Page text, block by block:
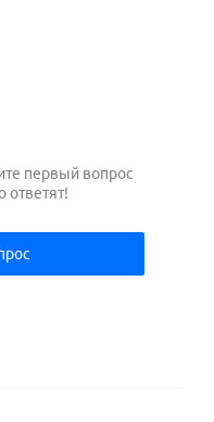
первый вопрос
ответят!